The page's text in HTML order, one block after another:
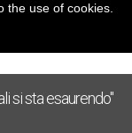
si sta esaurendo"
the use of cookies.